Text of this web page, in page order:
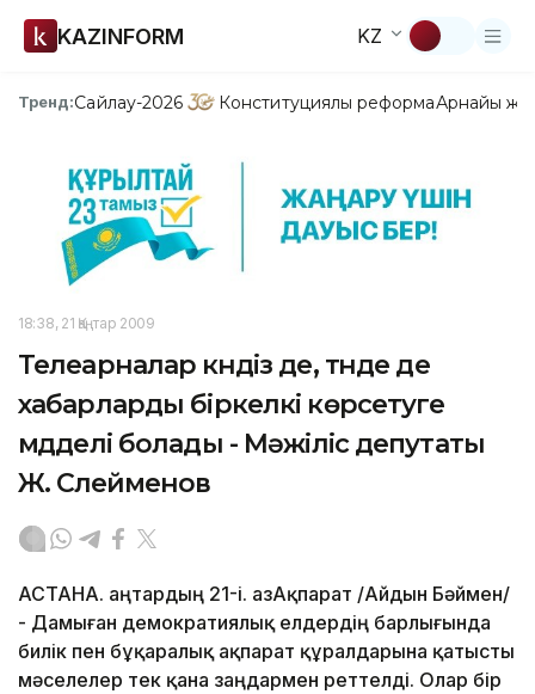
KAZINFORM KZ
Тренд:Сайлау-2026 Конституциялық реформаАрнайы
18:38, 21 Қаңтар 2009
Телеарналар күндіз де, түнде де
хабарларды біркелкі көрсетуге
мүдделі болады - Мәжіліс депутаты
Ж. Сүлейменов
АСТАНА. Қаңтардың 21-і. ҚазАқпарат /Айдын Бәймен/
- Дамыған демократиялық елдердің барлығында
билік пен бұқаралық ақпарат құралдарына қатысты
мәселелер тек қана заңдармен реттелді. Олар бір